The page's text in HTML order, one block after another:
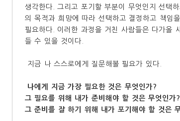
생각한다. 그리고 포기할 부분이 무엇인지 선택
의 목적과 희망에 따라 선택하고 결정하고 책임
필요하다. 이러한 과정을 거친 사람들은 다가올
들 수 있을 것이다.
지금 나 스스로에게 질문해볼 필요가 있다.
나에게 지금 가장 필요한 것은 무엇인가?
그 필요를 위해 내가 준비해야 할 것은 무엇인가?
그 준비를 잘 하기 위해 내가 포기해야 할 것은